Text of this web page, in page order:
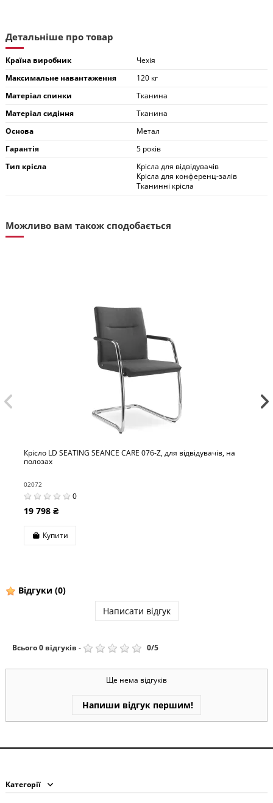
Детальніше про товар
Країна виробник
Чехія
Максимальне навантаження
120 кг
Матеріал спинки
Тканина
Матеріал сидіння
Тканина
Основа
Метал
Гарантія
5 років
Тип крісла
Крісла для відвідувачів
Крісла для конференц-залів
Тканинні крісла
Можливо вам також сподобається
SEANCE CARE 076-Z, для відвідувачів, на Крісло LD
Відгуки (0)
Написати відгук
Всього0 відгуків - 0/5
Ще нема відгуків
Напиши відгук першим!
Категорії